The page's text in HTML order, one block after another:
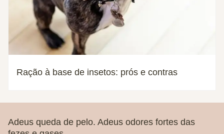
Ração à base de insetos: prós e contras
Adeus queda de pelo. Adeus odores fortes das